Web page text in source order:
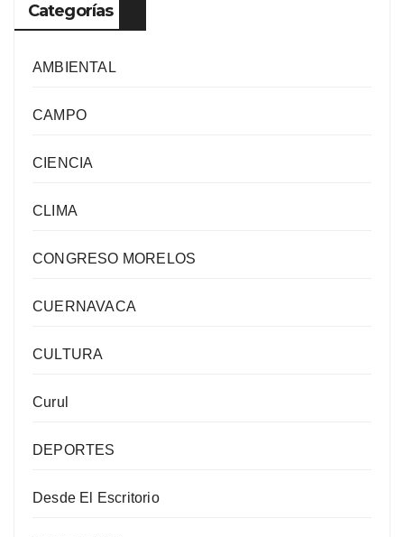
Categorías
AMBIENTAL
CAMPO
CIENCIA
CLIMA
CONGRESO MORELOS
CUERNAVACA
CULTURA
Curul
DEPORTES
Desde El Escritorio